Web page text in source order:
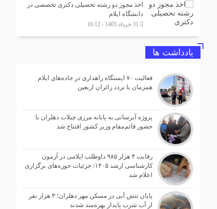
اخذ مجوز دو رشته تحصیلی دکتری تخصصی در
دانشگاه ایلام
یادداشت ها
فعالیت ۷۰ ایستگاه راهداری در جاده‌های ایلام
همزمان با تردد زائران اربعین
پروژه آبرسانی به پایانه مرزی چیلات دهلران با
حضور قائم‌مقام وزیر کشور افتتاح شد
رقابت ۴ هزار ۹۸۵ داوطلب ایلامی در آزمون
کارشناسی ارشد ۱۴۰۵/ جزئیات حوزه‌های برگزاری
اعلام شد
پایان تنش آبی در مسکن مهر دهلران؛ ۳ هزار نفر
از آب شرب پایدار بهره‌مند شدند